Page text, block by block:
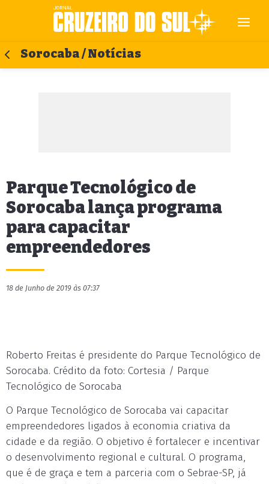
Sorocaba / Notícias
Parque Tecnológico de
Sorocaba lança programa
para capacitar
empreendedores
18 de Junho de 2019 às 07:37
Roberto Freitas é presidente do Parque Tecnológico de
Sorocaba. Crédito da foto: Cortesia / Parque
Tecnológico de Sorocaba
O Parque Tecnológico de Sorocaba vai capacitar
empreendedores ligados à economia criativa da
cidade e da região. O objetivo é fortalecer e incentivar
o desenvolvimento regional e cultural. O programa,
que é de graça e tem a parceria com o Sebrae-SP, já